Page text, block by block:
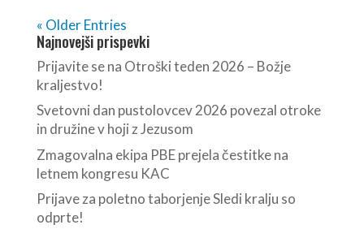
« Older Entries
Najnovejši prispevki
Prijavite se na Otroški teden 2026 – Božje
kraljestvo!
Svetovni dan pustolovcev 2026 povezal otroke
in družine v hoji z Jezusom
Zmagovalna ekipa PBE prejela čestitke na
letnem kongresu KAC
Prijave za poletno taborjenje Sledi kralju so
odprte!